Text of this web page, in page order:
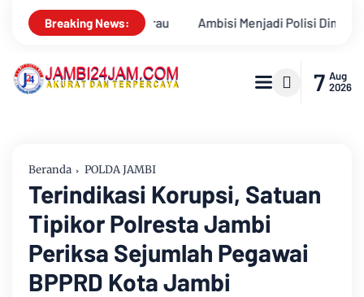
Breaking News:
Polisi Dimanfaatkan Oknum, Dua Anggota Polda Jambi
7 Aug
2026
Beranda POLDA JAMBI
Terindikasi Korupsi, Satuan
Tipikor Polresta Jambi
Periksa Sejumlah Pegawai
BPPRD Kota Jambi